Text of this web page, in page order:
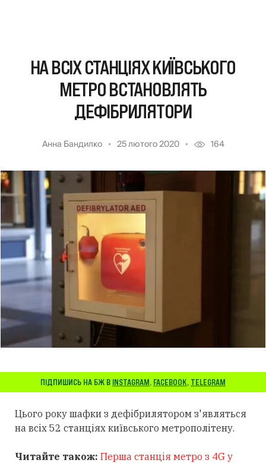
НА ВСІХ СТАНЦІЯХ КИЇВСЬКОГО
МЕТРО ВСТАНОВЛЯТЬ
ДЕФІБРИЛЯТОРИ
Анна Бандилко 25 лютого 2020 164
ПІДПИШИСЬ НА БЖ В INSTAGRAM, FACEBOOK, TELEGRAM
Цього року шафки з дефібрилятором з'являться
на всіх 52 станціях київського метрополітену.
Читайте також: Перша станція метро з 4G у